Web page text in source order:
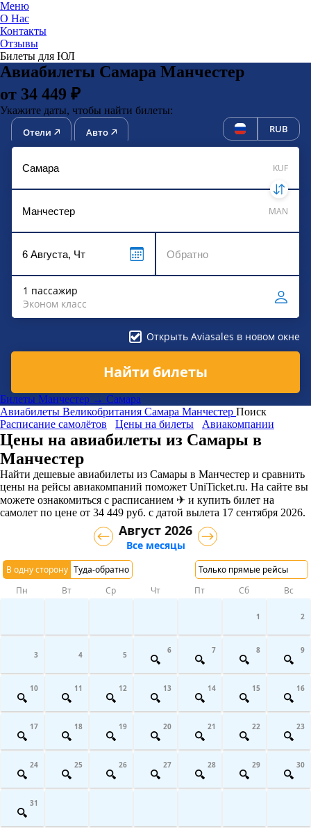
Меню
О Нас
Контакты
Отзывы
Билеты для ЮЛ
Авиабилеты Самара Манчестер
от 34 449 ₽
Укажите даты, чтобы найти билеты:
Отели Авто RUB
KUF
MAN
1 пассажир
Эконом класс
Открыть Aviasales в новом окне
Найти билеты
Билеты Манчестер → Самара
Авиабилеты Великобритания Самара Манчестер Поиск
Расписание самолётов
Цены на билеты Авиакомпании
Цены на авиабилеты из Самары в
Манчестер
Найти дешевые авиабилеты из Самары в Манчестер и сравнить
цены на рейсы авиакомпаний поможет UniTicket.ru. На сайте вы
можете ознакомиться с расписанием ✈ и купить билет на
самолет по цене от 34 449 руб. с датой вылета 17 сентября 2026.
В одну сторону Туда-обратно Только прямые рейсы
Август 2026
Все месяцы
Пн Вт Ср Чт Пт Сб Вс
1 2
3 4 5 6 7 8 9
10 11 12 13 14 15 16
17 18 19 20 21 22 23
24 25 26 27 28 29 30
31